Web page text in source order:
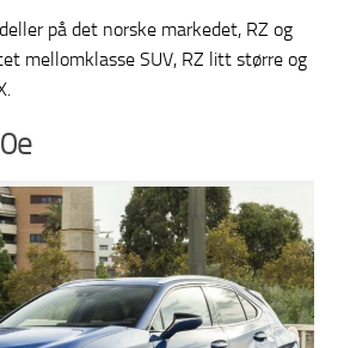
på det norske markedet, RZ og
mellomklasse SUV, RZ litt større og